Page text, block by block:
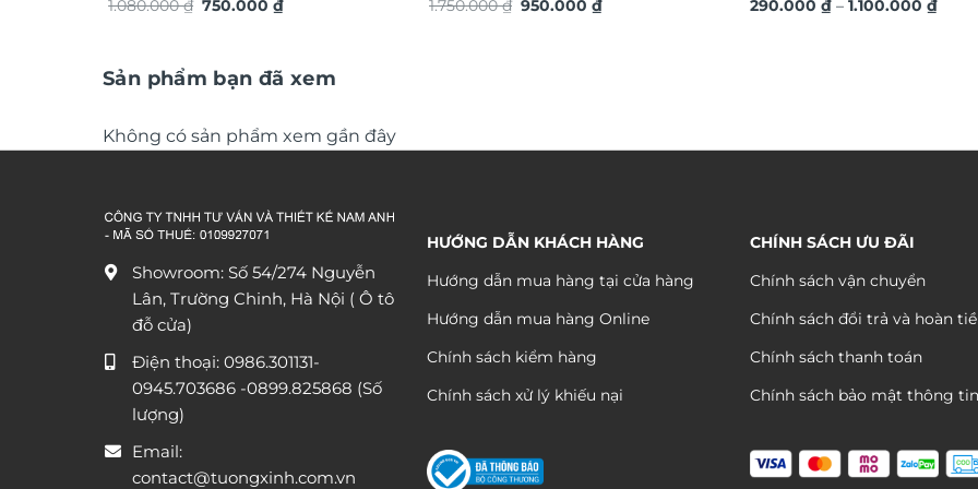
chuyển động trang trí nội thất độc
1.080.000₫ Giá
750.000₫Giá
phong thủy TG4913S
1.750.000₫ Giá
950.000₫Giá
quà tặng sang trọng ý nghĩa
290.000 ₫ – 1.100.000 ₫
Sản phẩm bạn đã xem
Không có sản phẩm xem gần đây
Showroom: Số 54/274 Nguyễn
Lân, Trường Chinh, Hà Nội ( Ô tô
đỗ cửa)
Điện thoại: 0986.301131-
0945.703686 -0899.825868 (Số
lượng)
Email:
contact@tuongxinh.com.vn
HƯỚNG DẪN KHÁCH HÀNG
Hướng dẫn mua hàng tại cửa hàng
Hướng dẫn mua hàng Online
Chính sách kiểm hàng
Chính sách xử lý khiếu nại
CHÍNH SÁCH ƯU ĐÃI
Chính sách vận chuyển
Chính sách đổi trả và hoàn
Chính sách thanh toán
Chính sách bảo mật thông tin